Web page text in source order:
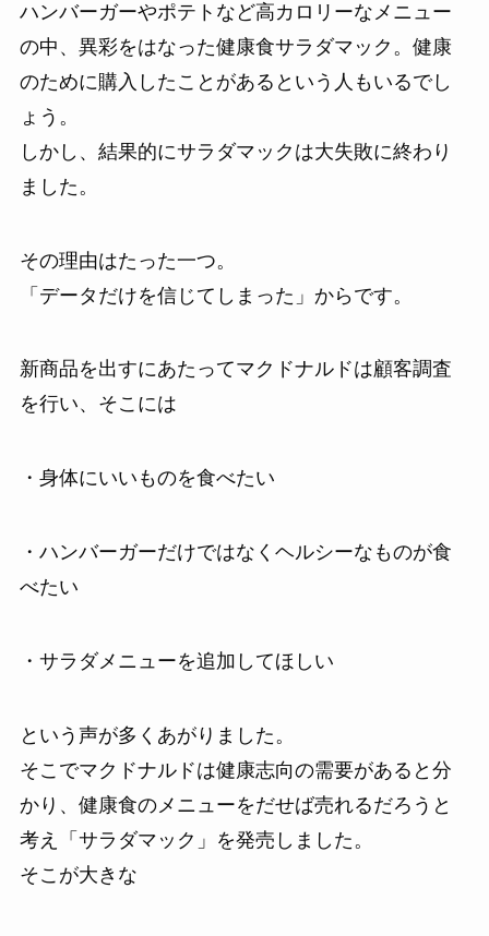
ハンバーガーやポテトなど高カロリーなメニュー
の中、異彩をはなった健康食サラダマック。健康
のために購入したことがあるという人もいるでし
ょう。
しかし、結果的にサラダマックは大失敗に終わり
ました。
その理由はたった一つ。
「データだけを信じてしまった」からです。
新商品を出すにあたってマクドナルドは顧客調査
を行い、そこには
・身体にいいものを食べたい
・ハンバーガーだけではなくヘルシーなものが食
べたい
・サラダメニューを追加してほしい
という声が多くあがりました。
そこでマクドナルドは健康志向の需要があると分
かり、健康食のメニューをだせば売れるだろうと
考え「サラダマック」を発売しました。
そこが大きな